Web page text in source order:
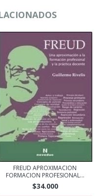
FREUD APROXIMACION
FORMACION PROFESIONAL...
$34.000